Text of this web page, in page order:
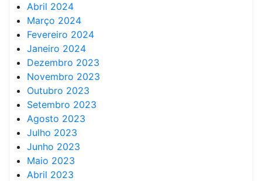
Abril 2024
Março 2024
Fevereiro 2024
Janeiro 2024
Dezembro 2023
Novembro 2023
Outubro 2023
Setembro 2023
Agosto 2023
Julho 2023
Junho 2023
Maio 2023
Abril 2023